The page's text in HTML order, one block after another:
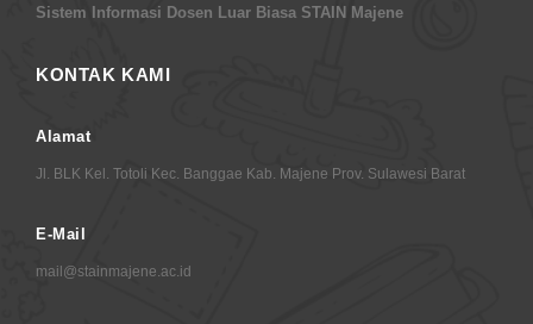
Sistem Informasi Dosen Luar Biasa STAIN Majene
KONTAK KAMI
Alamat
Jl. BLK Kel. Totoli Kec. Banggae Kab. Majene Prov. Sulawesi Barat
E-Mail
mail@stainmajene.ac.id